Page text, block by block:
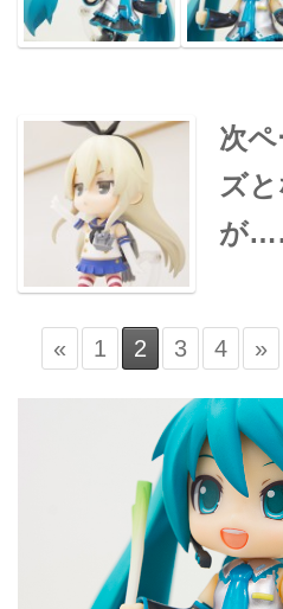
次
ズ
が
« 1 2 3 4 »